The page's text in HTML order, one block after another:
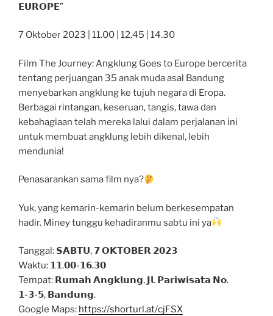
𝗘𝗨𝗥𝗢𝗣𝗘”
7 Oktober 2023 | 11.00 | 12.45 | 14.30
Film The Journey: Angklung Goes to Europe bercerita
tentang perjuangan 35 anak muda asal Bandung
menyebarkan angklung ke tujuh negara di Eropa.
Berbagai rintangan, keseruan, tangis, tawa dan
kebahagiaan telah mereka lalui dalam perjalanan ini
untuk membuat angklung lebih dikenal, lebih
mendunia!
Penasarankan sama film nya?
Yuk, yang kemarin-kemarin belum berkesempatan
hadir. Miney tunggu kehadiranmu sabtu ini ya
Tanggal: 𝗦𝗔𝗕𝗧𝗨, 𝟳 𝗢𝗞𝗧𝗢𝗕𝗘𝗥 𝟮𝟬𝟮𝟯
Waktu: 𝟭𝟭.𝟬𝟬-𝟭𝟲.𝟯𝟬
Tempat: 𝗥𝘂𝗺𝗮𝗵 𝗔𝗻𝗴𝗸𝗹𝘂𝗻𝗴, 𝗝𝗹. 𝗣𝗮𝗿𝗶𝘄𝗶𝘀𝗮𝘁𝗮 𝗡𝗼.
𝟭-𝟯-𝟱, 𝗕𝗮𝗻𝗱𝘂𝗻𝗴.
Google Maps: https://shorturl.at/cjFSX